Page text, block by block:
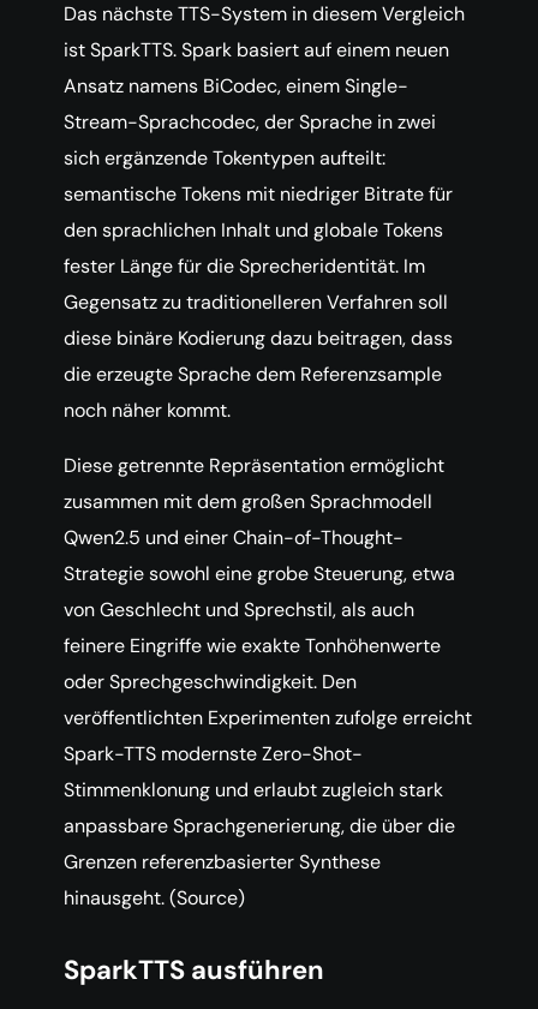
Das nächste TTS-System in diesem Vergleich
ist SparkTTS. Spark basiert auf einem neuen
Ansatz namens BiCodec, einem Single-
Stream-Sprachcodec, der Sprache in zwei
sich ergänzende Tokentypen aufteilt:
semantische Tokens mit niedriger Bitrate für
den sprachlichen Inhalt und globale Tokens
fester Länge für die Sprecheridentität. Im
Gegensatz zu traditionelleren Verfahren soll
diese binäre Kodierung dazu beitragen, dass
die erzeugte Sprache dem Referenzsample
noch näher kommt.
Diese getrennte Repräsentation ermöglicht
zusammen mit dem großen Sprachmodell
Qwen2.5 und einer Chain-of-Thought-
Strategie sowohl eine grobe Steuerung, etwa
von Geschlecht und Sprechstil, als auch
feinere Eingriffe wie exakte Tonhöhenwerte
oder Sprechgeschwindigkeit. Den
veröffentlichten Experimenten zufolge erreicht
Spark-TTS modernste Zero-Shot-
Stimmenklonung und erlaubt zugleich stark
anpassbare Sprachgenerierung, die über die
Grenzen referenzbasierter Synthese
hinausgeht. (Source)
SparkTTS ausführen